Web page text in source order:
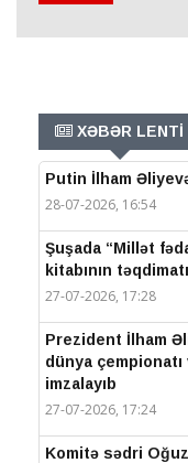
XƏBƏR LENTİ
Putin İlham
28-07-2026, 16:54
Şuşada “Millət
kitabının
27-07-2026, 17:28
Prezident İlham
dünya çempionatı
imzalayıb
27-07-2026, 17:24
Komitə sədri